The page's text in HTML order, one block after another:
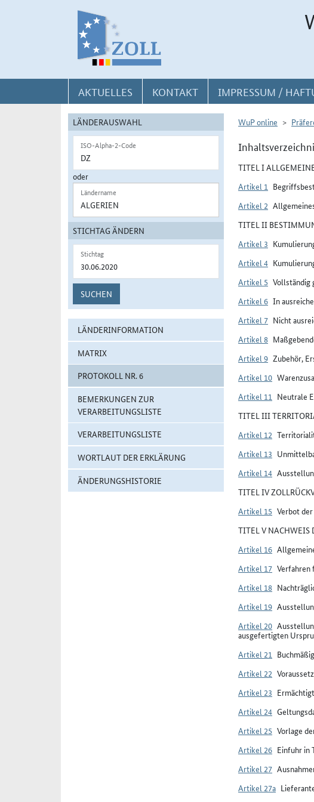
AKTUELLES KONTAKT IMPRESSUM /
LÄNDERAUSWAHL
ISO-Alpha-2-Code
oder
Ländername
STICHTAG ÄNDERN
Stichtag
SUCHEN
LÄNDERINFORMATION
MATRIX
PROTOKOLL NR. 6
BEMERKUNGEN ZUR
VERARBEITUNGSLISTE
VERARBEITUNGSLISTE
WORTLAUT DER ERKLÄRUNG
ÄNDERUNGSHISTORIE
WuP online
TITEL I
Artikel 1
Artikel 2
TITEL II
Artikel 3
Artikel 4
Artikel 5 Vollständig
Artikel 6 In
Artikel 7 Nicht
Artikel 8
Artikel 9 Zubehör,
Artikel 10
Artikel 11 Neutrale
TITEL III
Artikel 12
Artikel 13
Artikel 14
TITEL IV
Artikel 15 Verbot
TITEL V NACHWEIS
Artikel 16
Artikel 17 Verfahren
Artikel 18
Artikel 19
Artikel 20
ausgefertigten
Artikel 21
Artikel 22
Artikel 23
Artikel 24
Artikel 25 Vorlage
Artikel 26 Einfuhr in
Artikel 27
Artikel 27a